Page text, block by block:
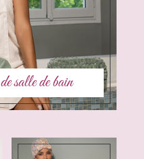
salle de bain